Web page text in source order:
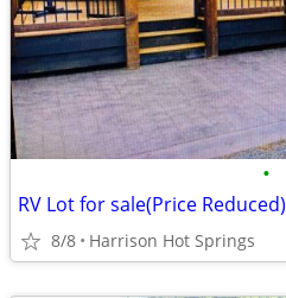
•
RV Lot for sale(Price Reduced)
8/8 Harrison Hot Springs